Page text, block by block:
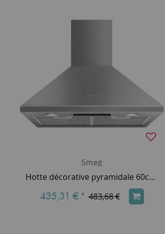
Smeg
Hotte décorative pyramidale 60cm 420m3/h (635m3/h intensif) Inox - SMEG Elite Réf. KSED65XE
435,31 € * 483,68 €